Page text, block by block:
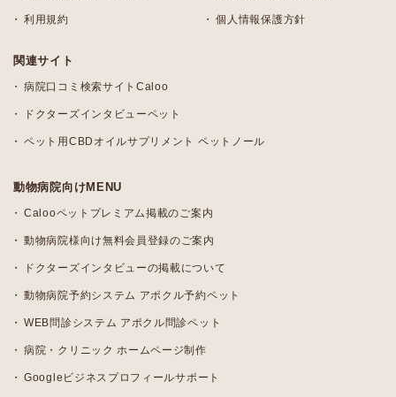
利用規約 個人情報保護方針
関連サイト
病院口コミ検索サイトCaloo
ドクターズインタビューペット
ペット用CBDオイルサプリメント ペットノール
動物病院向けMENU
Calooペットプレミアム掲載のご案内
動物病院様向け無料会員登録のご案内
ドクターズインタビューの掲載について
動物病院予約システム アポクル予約ペット
WEB問診システム アポクル問診ペット
病院・クリニック ホームページ制作
Googleビジネスプロフィールサポート